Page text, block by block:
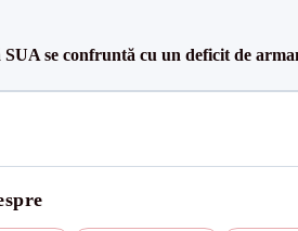
SUA se confruntă cu un deficit de